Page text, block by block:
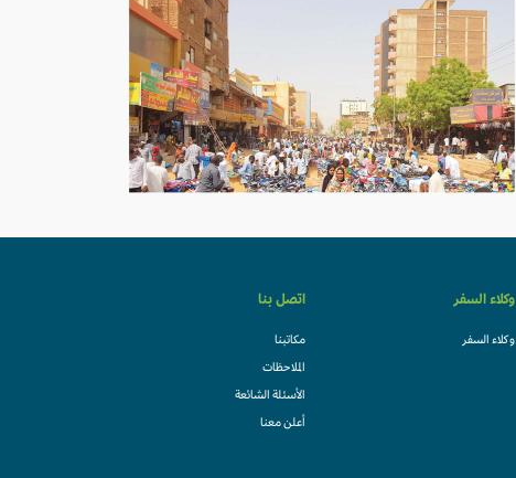
وكلاء السفر
وكلاء السفر
اتصل بنا
مكاتبنا
الملاحظات
الأسئلة الشائعة
أعلن معنا